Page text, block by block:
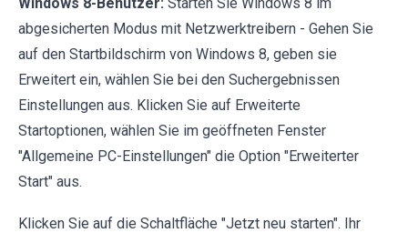
abgesicherten Modus mit Netzwerktreibern - Gehen Sie
auf den Startbildschirm von Windows 8, geben sie
Erweitert ein, wählen Sie bei den Suchergebnissen
Einstellungen aus. Klicken Sie auf Erweiterte
Startoptionen, wählen Sie im geöffneten Fenster
"Allgemeine PC-Einstellungen" die Option "Erweiterter
Start" aus.
Klicken Sie auf die Schaltfläche "Jetzt neu starten". Ihr